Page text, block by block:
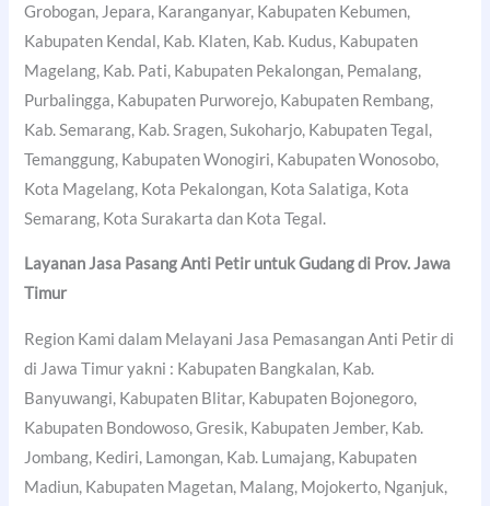
Grobogan, Jepara, Karanganyar, Kabupaten Kebumen,
Kabupaten Kendal, Kab. Klaten, Kab. Kudus, Kabupaten
Magelang, Kab. Pati, Kabupaten Pekalongan, Pemalang,
Purbalingga, Kabupaten Purworejo, Kabupaten Rembang,
Kab. Semarang, Kab. Sragen, Sukoharjo, Kabupaten Tegal,
Temanggung, Kabupaten Wonogiri, Kabupaten Wonosobo,
Kota Magelang, Kota Pekalongan, Kota Salatiga, Kota
Semarang, Kota Surakarta dan Kota Tegal.
Layanan Jasa Pasang Anti Petir untuk Gudang di Prov. Jawa
Timur
Region Kami dalam Melayani Jasa Pemasangan Anti Petir di
di Jawa Timur yakni : Kabupaten Bangkalan, Kab.
Banyuwangi, Kabupaten Blitar, Kabupaten Bojonegoro,
Kabupaten Bondowoso, Gresik, Kabupaten Jember, Kab.
Jombang, Kediri, Lamongan, Kab. Lumajang, Kabupaten
Madiun, Kabupaten Magetan, Malang, Mojokerto, Nganjuk,